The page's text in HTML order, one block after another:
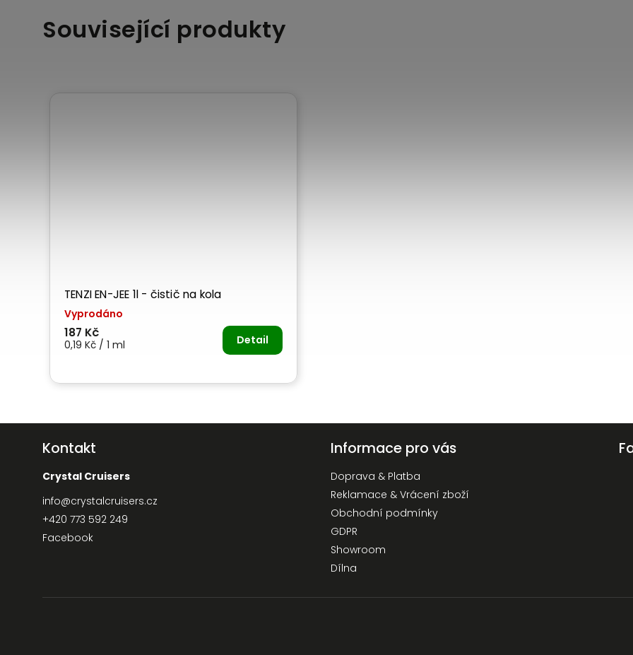
Související produkty
TENZI EN-JEE 1l - čistič na kola
Vyprodáno
187 Kč
0,19 Kč / 1 ml Detail
Kontakt
Crystal Cruisers
info@crystalcruisers.cz
+420 773 592 249
Facebook
Informace pro vás
Doprava & Platba
Reklamace & Vrácení zboží
Obchodní podmínky
GDPR
Showroom
Dílna